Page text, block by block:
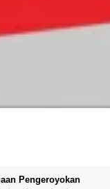
Pengeroyokan